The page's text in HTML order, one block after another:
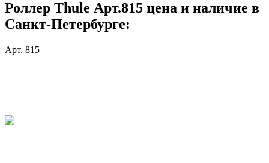
Роллер Thule Арт.815 цена и наличие в
Санкт-Петербурге:
Арт. 815